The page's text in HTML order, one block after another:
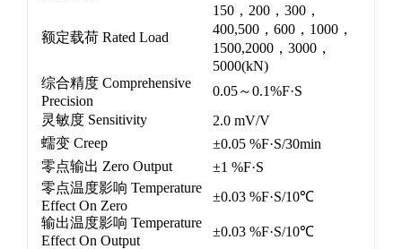
额定载荷 Rated Load
150，200，300，
400,500，600，1000，
1500,2000，3000，
5000(kN)
综合精度 Comprehensive
Precision
0.05～0.1%F·S
灵敏度 Sensitivity
2.0 mV/V
蠕变 Creep
±0.05 %F·S/30min
零点输出 Zero Output
±1 %F·S
零点温度影响 Temperature
Effect On Zero
±0.03 %F·S/10℃
输出温度影响 Temperature
Effect On Output
±0.03 %F·S/10℃